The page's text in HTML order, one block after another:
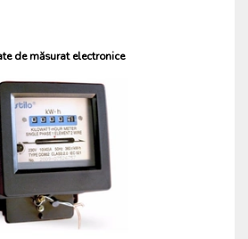
de măsurat electronice